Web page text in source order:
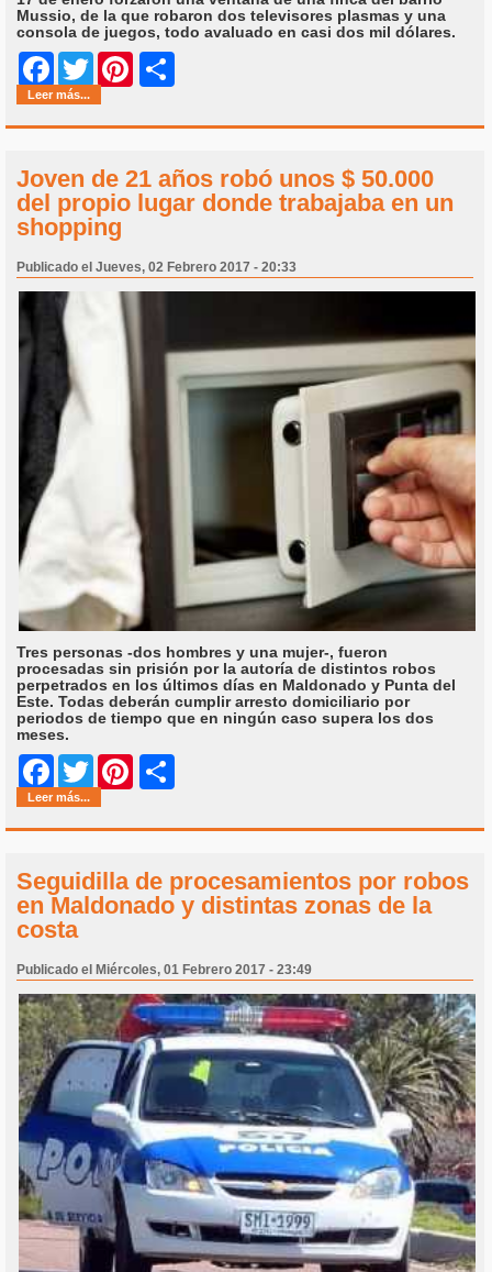
Mussio, de la que robaron dos televisores plasmas y una
consola de juegos, todo avaluado en casi dos mil dólares.
Facebook
Twitter Pinterest
Leer más...
Joven de 21 años robó unos $ 50.000
del propio lugar donde trabajaba en un
shopping
Publicado el Jueves, 02 Febrero 2017 - 20:33
Tres personas -dos hombres y una mujer-, fueron
procesadas sin prisión por la autoría de distintos robos
perpetrados en los últimos días en Maldonado y Punta del
Este. Todas deberán cumplir arresto domiciliario por
periodos de tiempo que en ningún caso supera los dos
meses.
Facebook
Twitter Pinterest
Leer más...
Seguidilla de procesamientos por robos
en Maldonado y distintas zonas de la
costa
Publicado el Miércoles, 01 Febrero 2017 - 23:49